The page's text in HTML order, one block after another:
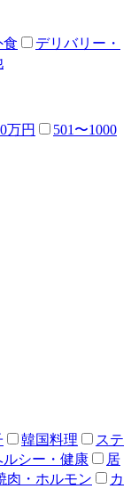
食
デリバリー・
万円
501〜1000
韓国料理
ステ
ルシー・健康
居
肉・ホルモン
カ